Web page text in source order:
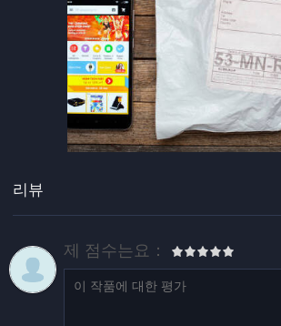
리뷰
제 점수는요：